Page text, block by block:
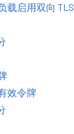
载启用双向 TLS
效令牌